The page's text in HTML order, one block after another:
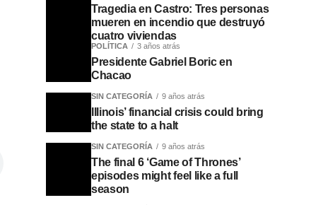
Tragedia en Castro: Tres personas
mueren en incendio que destruyó
cuatro viviendas
POLÍTICA 3 años atrás
Presidente Gabriel Boric en
Chacao
SIN CATEGORÍA 9 años atrás
Illinois’ financial crisis could bring
the state to a halt
SIN CATEGORÍA 9 años atrás
The final 6 ‘Game of Thrones’
episodes might feel like a full
season